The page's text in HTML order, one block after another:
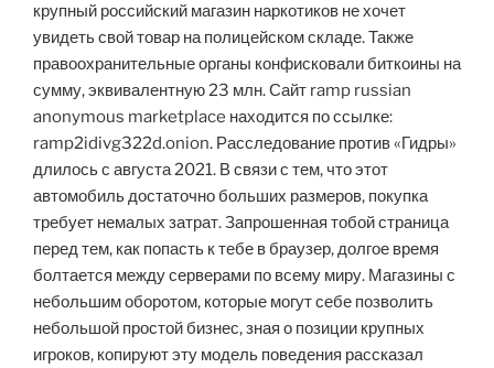
крупный российский магазин наркотиков не хочет
увидеть свой товар на полицейском складе. Также
правоохранительные органы конфисковали биткоины на
сумму, эквивалентную 23 млн. Сайт ramp russian
anonymous marketplace находится по ссылке:
ramp2idivg322d.onion. Расследование против «Гидры»
длилось с августа 2021. В связи с тем, что этот
автомобиль достаточно больших размеров, покупка
требует немалых затрат. Запрошенная тобой страница
перед тем, как попасть к тебе в браузер, долгое время
болтается между серверами по всему миру. Магазины с
небольшим оборотом, которые могут себе позволить
небольшой простой бизнес, зная о позиции крупных
игроков, копируют эту модель поведения рассказал